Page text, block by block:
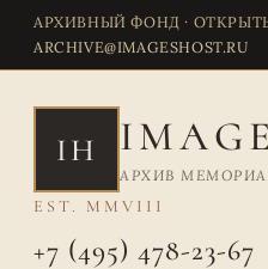
АРХИВНЫЙ ФОНД ·
ARCHIVE@IMAGESHOST.RU
IH
АРХИВ
EST. MMVIII
+7 (495) 478-23-67